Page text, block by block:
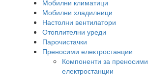
Мобилни климатици
Мобилни хладилници
Настолни вентилатори
Отоплителни уреди
Парочистачки
Преносими електростанции
Компоненти за преносими
електростанции